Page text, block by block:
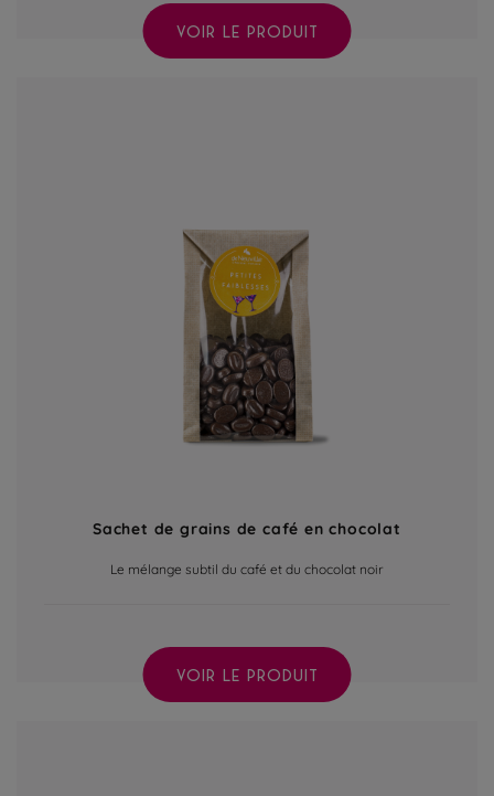
VOIR LE PRODUIT
Sachet de grains de café en chocolat
Le mélange subtil du café et du chocolat noir
VOIR LE PRODUIT